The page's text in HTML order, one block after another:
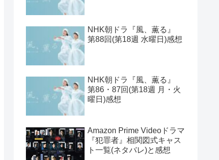
NHK朝ドラ『風、薫る』
第88回(第18週 水曜日)感想
NHK朝ドラ『風、薫る』
第86・87回(第18週 月・火
曜日)感想
Amazon Prime Videoドラマ
『犯罪者』相関図式キャス
ト一覧(ネタバレ)と感想